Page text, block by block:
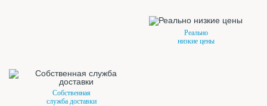
Реально
низкие цены
Собственная
служба доставки